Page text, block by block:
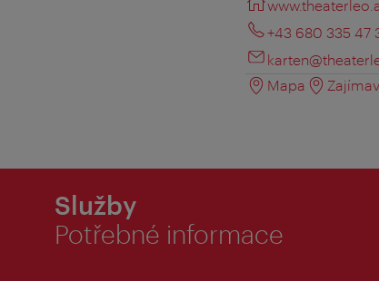
+43 680 335 47
Mapa
Služby
Potřebné informace